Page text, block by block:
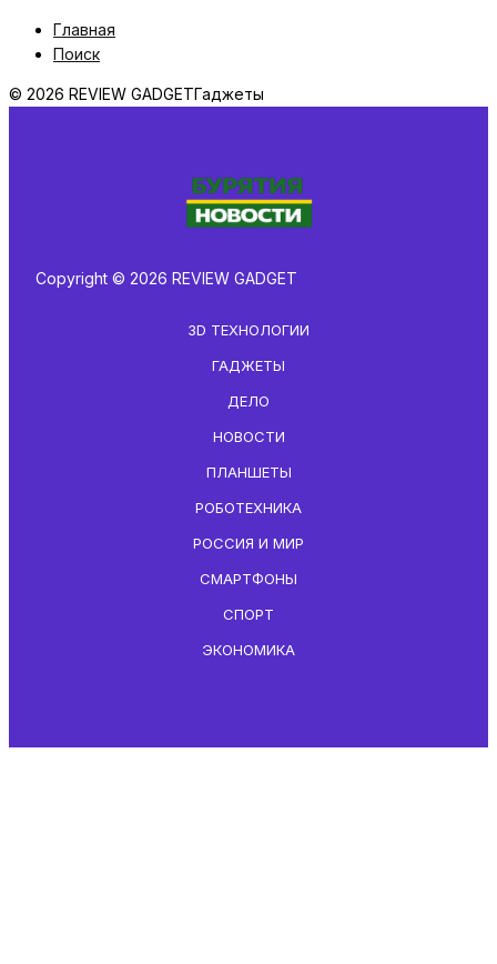
Главная
Поиск
© 2026 REVIEW GADGETГаджеты
Copyright © 2026 REVIEW GADGET
3D ТЕХНОЛОГИИ
ГАДЖЕТЫ
ДЕЛО
НОВОСТИ
ПЛАНШЕТЫ
РОБОТЕХНИКА
РОССИЯ И МИР
СМАРТФОНЫ
СПОРТ
ЭКОНОМИКА